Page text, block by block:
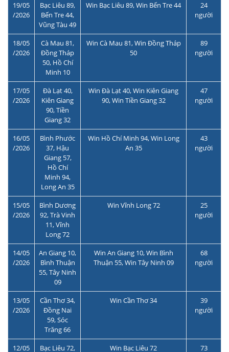
19/05
/2026
Bạc Liêu 89,
Bến Tre 44,
Vũng Tàu 49
Win Bạc Liêu 89, Win Bến Tre 44
24
người
18/05
/2026
Cà Mau 81,
Đồng Tháp
50, Hồ Chí
Minh 10
Win Cà Mau 81, Win Đồng Tháp
50
89
người
17/05
/2026
Đà Lạt 40,
Kiên Giang
90, Tiền
Giang 32
Win Đà Lạt 40, Win Kiên Giang
90, Win Tiền Giang 32
47
người
16/05
/2026
Bình Phước
37, Hậu
Giang 57,
Hồ Chí
Minh 94,
Long An 35
Win Hồ Chí Minh 94, Win Long
An 35
43
người
15/05
/2026
Bình Dương
92, Trà Vinh
11, Vĩnh
Long 72
Win Vĩnh Long 72
25
người
14/05
/2026
An Giang 10,
Bình Thuận
55, Tây Ninh
09
Win An Giang 10, Win Bình
Thuận 55, Win Tây Ninh 09
68
người
13/05
/2026
Cần Thơ 34,
Đồng Nai
59, Sóc
Trăng 66
Win Cần Thơ 34
39
người
12/05 Bạc Liêu 72, Win Bạc Liêu 72 73